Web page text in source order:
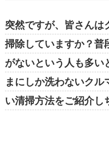
突然ですが、皆さんは
掃除していますか？普
がないという人も多い
まにしか洗わないクル
い清掃方法をご紹介し